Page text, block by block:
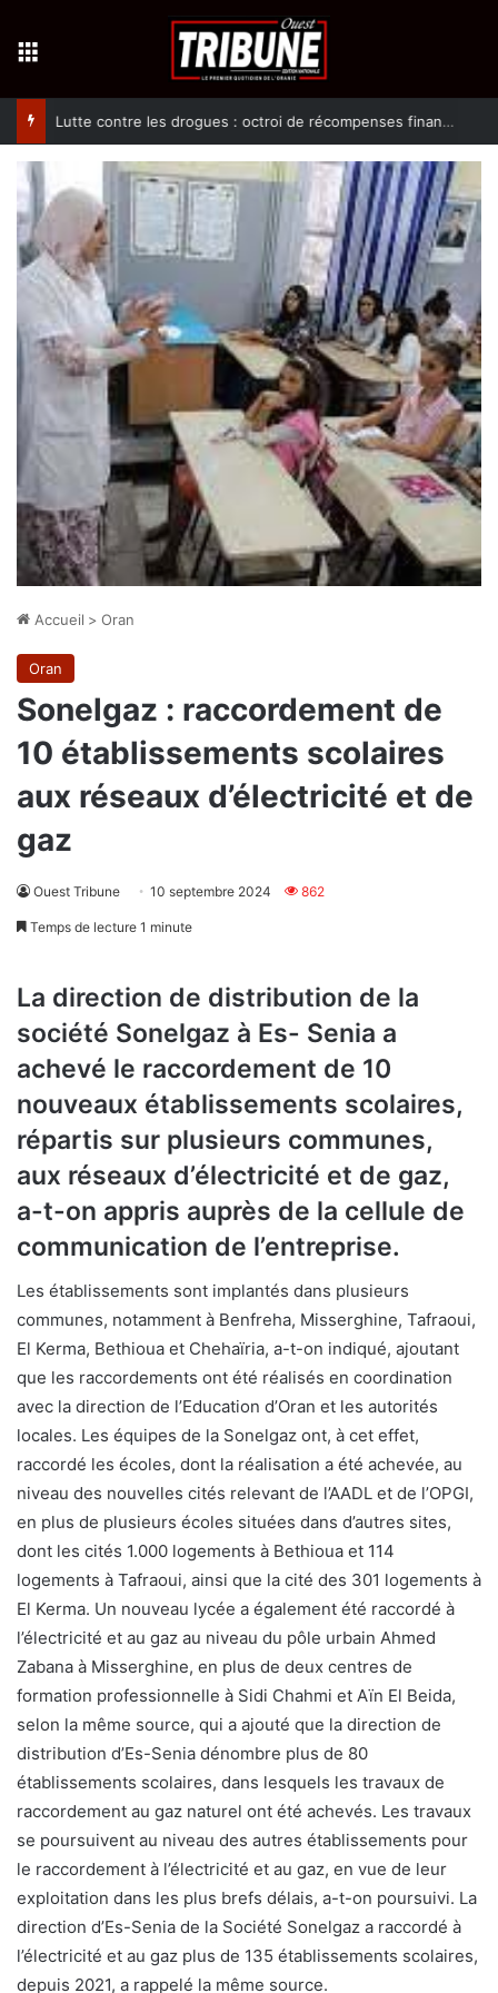
Lutte contre les drogues : octroi de récompenses financières aux dénonciateurs de trafiquants
Accueil > Oran
Oran
Sonelgaz : raccordement de
10 établissements scolaires
aux réseaux d’électricité et de
gaz
Ouest Tribune 10 septembre 2024 862
Temps de lecture 1 minute
La direction de distribution de la
société Sonelgaz à Es- Senia a
achevé le raccordement de 10
nouveaux établissements scolaires,
répartis sur plusieurs communes,
aux réseaux d’électricité et de gaz,
a-t-on appris auprès de la cellule de
communication de l’entreprise.
Les établissements sont implantés dans plusieurs
communes, notamment à Benfreha, Misserghine, Tafraoui,
El Kerma, Bethioua et Chehaïria, a-t-on indiqué, ajoutant
que les raccordements ont été réalisés en coordination
avec la direction de l’Education d’Oran et les autorités
locales. Les équipes de la Sonelgaz ont, à cet effet,
raccordé les écoles, dont la réalisation a été achevée, au
niveau des nouvelles cités relevant de l’AADL et de l’OPGI,
en plus de plusieurs écoles situées dans d’autres sites,
dont les cités 1.000 logements à Bethioua et 114
logements à Tafraoui, ainsi que la cité des 301 logements à
El Kerma. Un nouveau lycée a également été raccordé à
l’électricité et au gaz au niveau du pôle urbain Ahmed
Zabana à Misserghine, en plus de deux centres de
formation professionnelle à Sidi Chahmi et Aïn El Beida,
selon la même source, qui a ajouté que la direction de
distribution d’Es-Senia dénombre plus de 80
établissements scolaires, dans lesquels les travaux de
raccordement au gaz naturel ont été achevés. Les travaux
se poursuivent au niveau des autres établissements pour
le raccordement à l’électricité et au gaz, en vue de leur
exploitation dans les plus brefs délais, a-t-on poursuivi. La
direction d’Es-Senia de la Société Sonelgaz a raccordé à
l’électricité et au gaz plus de 135 établissements scolaires,
depuis 2021, a rappelé la même source.